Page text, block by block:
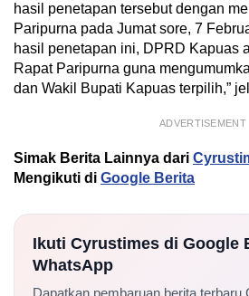
hasil penetapan tersebut dengan
Paripurna pada Jumat sore, 7
hasil penetapan ini, DPRD Kapuas
Rapat Paripurna guna
dan Wakil Bupati Kapuas terpilih,”
ADVERTISEMENT
Simak Berita Lainnya dari
Mengikuti di Google Berita
Ikuti Cyrustimes di Google
WhatsApp